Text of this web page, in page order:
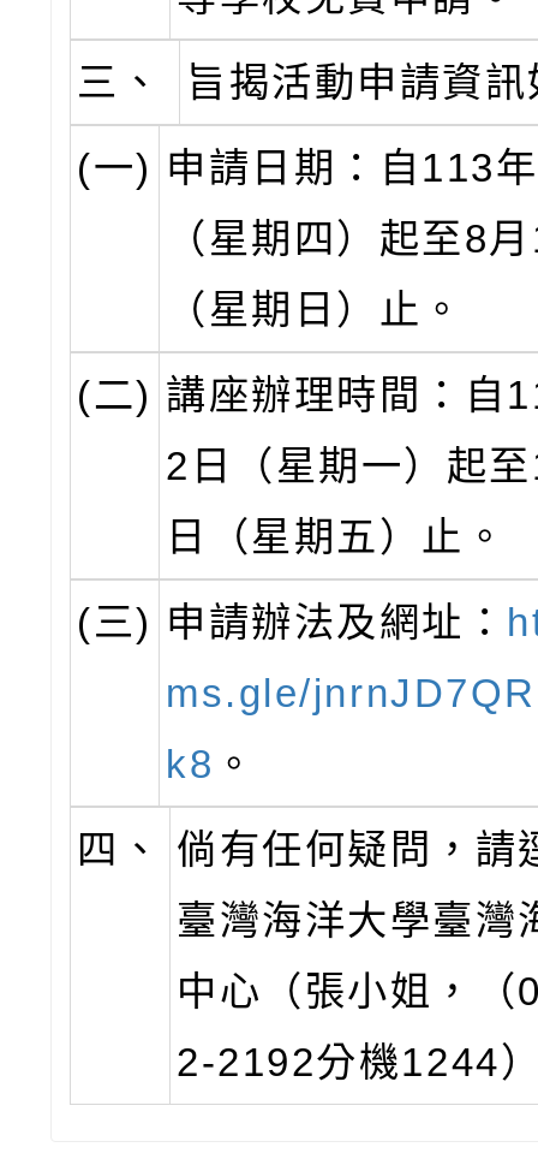
三、
旨揭活動申請資
(一) 申請日期：自113
（星期四）起至8
（星期日）止。
(二) 講座辦理時間：自
2日（星期一）起
日（星期五）止。
(三) 申請辦法及網址：
ms.gle/
k8 。
四、
倘有任何疑問，請
臺灣海洋大學臺灣
中心（張小姐，（
2-2192分機1244